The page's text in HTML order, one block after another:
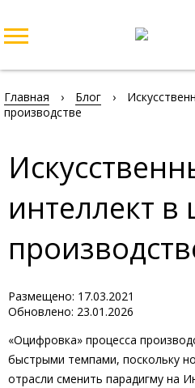
Главная › Блог ›
производстве
интеллект
Размещено: 17.03.2021
Обновлено: 23.01.2026
«Оцифровка» процесса
быстрыми темпами, поскольку
отрасли сменить парадигму на